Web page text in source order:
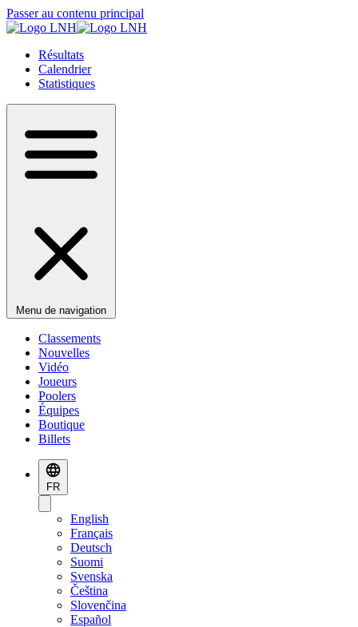
Passer au contenu principal
Résultats
Calendrier
Statistiques
Menu de navigation
Classements
Nouvelles
Vidéo
Joueurs
Poolers
Équipes
Boutique
Billets
FR
English
Français
Deutsch
Suomi
Svenska
Čeština
Slovenčina
Español